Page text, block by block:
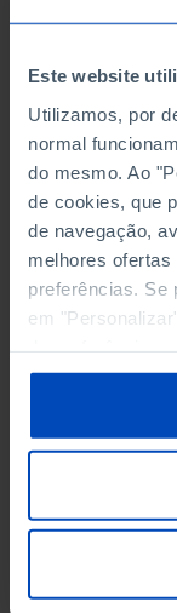
Este website
Utilizamos, por
normal
do mesmo. Ao
de cookies, que
de navegação,
melhores
preferências. Se
em
2021
Last updated: 2025-
RELATED
Registered voters
abstention in Portugal
(2013-) in Portugal
SUBSCRIBE